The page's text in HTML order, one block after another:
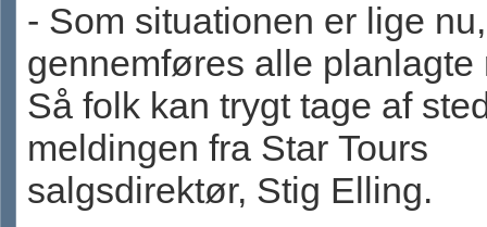
- Som situationen er lige
gennemføres alle planlagte
Så folk kan trygt tage af
meldingen fra Star Tours
salgsdirektør, Stig Elling.